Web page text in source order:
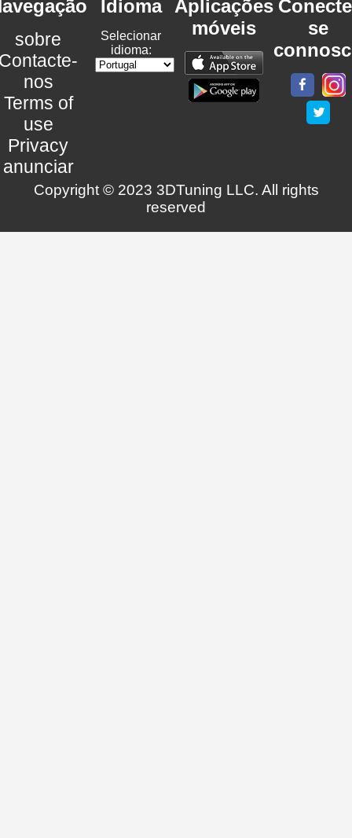
sobre
nos
Terms of
use
Privacy
anunciar
Idioma
Selecionar
idioma:
Aplicações
móveis
se
Copyright © 2023 3DTuning LLC. All rights
reserved